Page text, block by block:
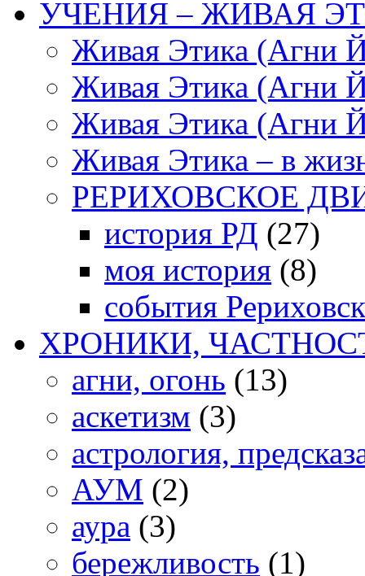
УЧЕНИЯ – ЖИВАЯ
Живая Этика (Агни
Живая Этика (Агни
Живая Этика (Агни
Живая Этика – в
РЕРИХОВСКОЕ
история РД (27)
моя история (8)
события
ХРОНИКИ,
агни, огонь (13)
аскетизм (3)
астрология,
АУМ (2)
аура (3)
бережливость (1)